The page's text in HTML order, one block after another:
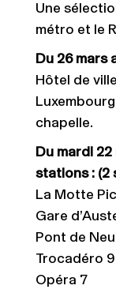
Une
métro et le
Du 26 mars
Hôtel de
chapelle.
Du mardi
stations : (2
La Motte
Gare
Pont de
Trocadéro 9
Opéra 7